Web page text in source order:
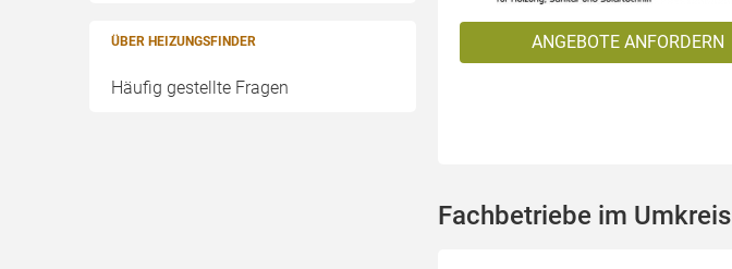
ÜBER HEIZUNGSFINDER
Häufig gestellte Fragen
ANGEBOTE ANFORDERN
Fachbetriebe im